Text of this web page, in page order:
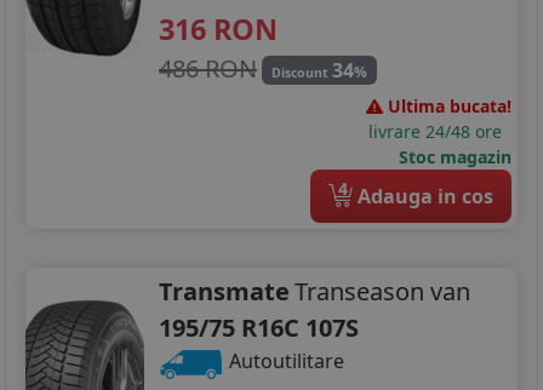
316 RON
486 RON Discount 34%
Ultima bucata!
livrare 24/48 ore
Stoc magazin
4 Adauga in cos
TransmateTranseason van
195/75 R16C 107S
Autoutilitare